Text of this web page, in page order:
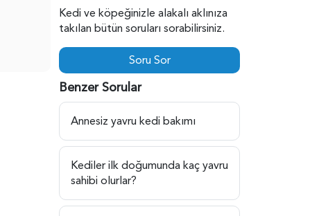
Kedi ve köpeğinizle alakalı aklınıza
takılan bütün soruları sorabilirsiniz.
Soru Sor
Benzer Sorular
Annesiz yavru kedi bakımı
Kediler ilk doğumunda kaç yavru
sahibi olurlar?